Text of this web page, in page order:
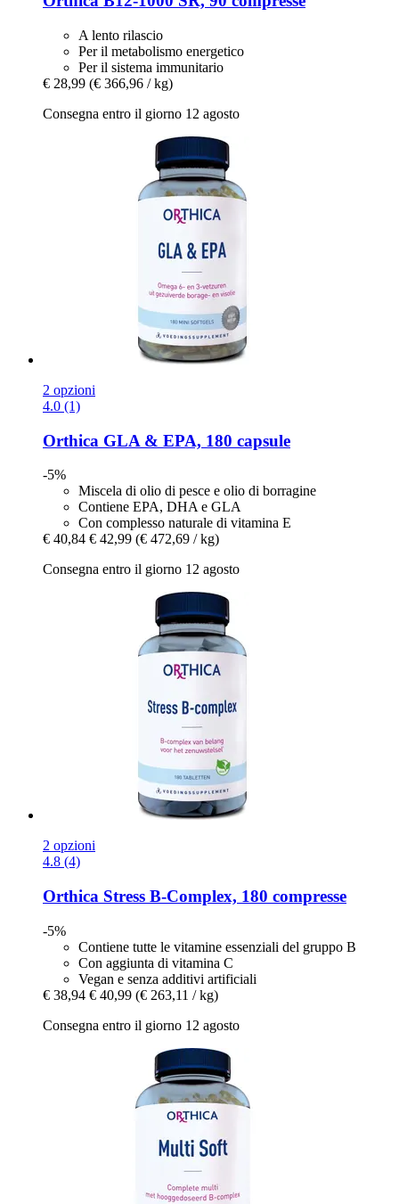
A lento rilascio
Per il metabolismo energetico
Per il sistema immunitario
€ 28,99 (€ 366,96 / kg)
Consegna entro il giorno 12 agosto
2 opzioni
4.0 (1)
Orthica GLA & EPA, 180 capsule
-5%
Miscela di olio di pesce e olio di borragine
Contiene EPA, DHA e GLA
Con complesso naturale di vitamina E
€ 40,84 € 42,99 (€ 472,69 / kg)
Consegna entro il giorno 12 agosto
2 opzioni
4.8 (4)
Orthica Stress B-​Complex, 180 compresse
-5%
Contiene tutte le vitamine essenziali del gruppo B
Con aggiunta di vitamina C
Vegan e senza additivi artificiali
€ 38,94 € 40,99 (€ 263,11 / kg)
Consegna entro il giorno 12 agosto